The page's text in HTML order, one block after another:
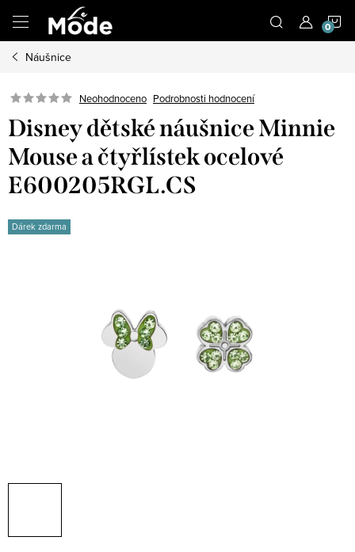
obsah
Náušnice
Neohodnoceno Podrobnosti hodnocení
Disney dětské náušnice Minnie
Mouse a čtyřlístek ocelové
E600205RGL.CS
Dárek zdarma